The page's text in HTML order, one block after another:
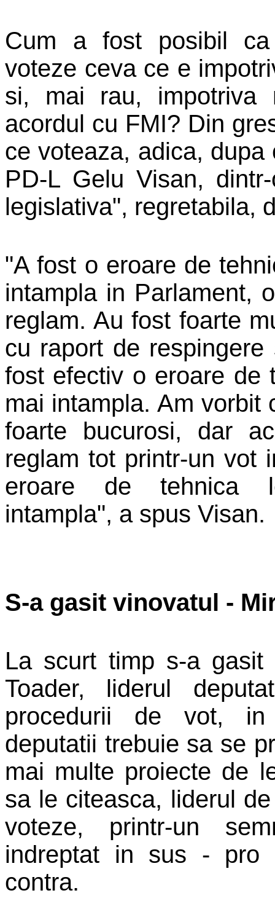
Cum a fost posibil
voteze ceva ce e
si, mai rau, impotriva
acordul cu FMI? Din
ce voteaza, adica,
PD-L Gelu Visan,
legislativa", regretabila,
"A fost o eroare de
intampla in Parlament,
reglam. Au fost foarte
cu raport de
fost efectiv o eroare de
mai intampla. Am vorbit
foarte bucurosi, dar
reglam tot printr-un vot
eroare de tehnica
intampla", a spus Visan.
S-a gasit vinovatul -
La scurt timp s-a
Toader, liderul
procedurii de vot,
deputatii trebuie sa se
mai multe proiecte de
sa le citeasca, liderul
voteze, printr-un
indreptat in sus -
contra.